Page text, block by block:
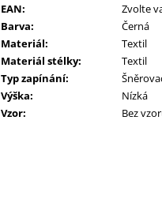
EAN:
Zvolte
Barva:
Černá
Materiál:
Textil
Materiál stélky:
Textil
Typ zapínání:
Výška:
Nízká
Vzor:
Bez